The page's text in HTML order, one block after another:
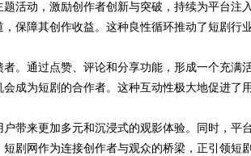
活动，激励创作者创新与突破，持续为平台注
保障其创作收益。这种良性循环推动了短剧行
。通过点赞、评论和分享功能，形成一个充满
成为短剧的合作者。这种互动性极大地促进了
带来更加多元和沉浸式的观影体验。同时，平
剧网作为连接创作者与观众的桥梁，正引领短